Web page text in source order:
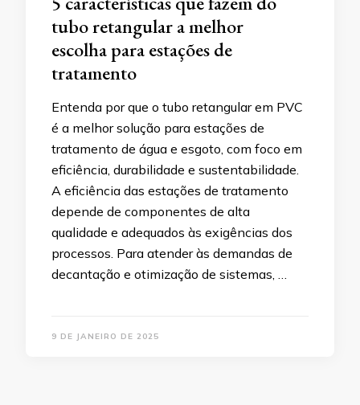
tubo retangular a melhor
escolha para estações de
tratamento
Entenda por que o tubo retangular em PVC
é a melhor solução para estações de
tratamento de água e esgoto, com foco em
eficiência, durabilidade e sustentabilidade.
A eficiência das estações de tratamento
depende de componentes de alta
qualidade e adequados às exigências dos
processos. Para atender às demandas de
decantação e otimização de sistemas, …
9 DE JANEIRO DE 2025